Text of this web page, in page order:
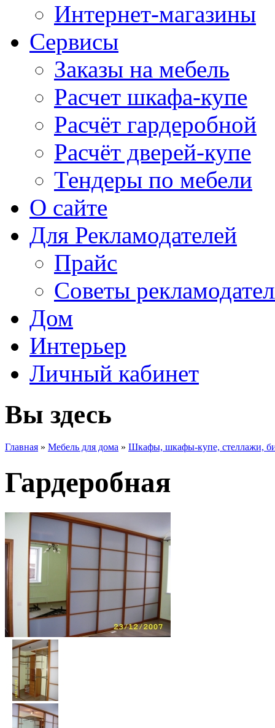
Интернет-магазины
Сервисы
Заказы на мебель
Расчет шкафа-купе
Расчёт гардеробной
Расчёт дверей-купе
Тендеры по мебели
О сайте
Для Рекламодателей
Прайс
Советы
Дом
Интерьер
Личный кабинет
Вы здесь
Главная » Мебель для дома » Шкафы, шкафы-купе, стеллажи,
Гардеробная